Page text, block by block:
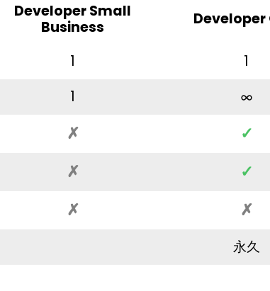
Developer Small
Business
Developer
1 1
1
✗ ✓
✗ ✓
✗ ✗
永久